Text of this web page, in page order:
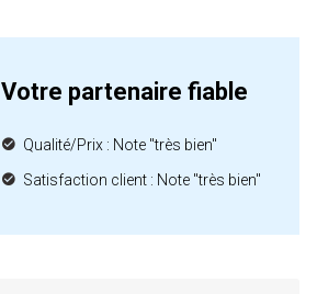
Votre partenaire fiable
Qualité/Prix : Note "très bien"
Satisfaction client : Note "très bien"